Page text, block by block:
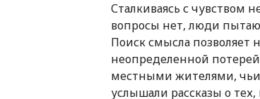
Сталкиваясь с чувством
вопросы нет, люди
Поиск смысла позволяет
неопределенной
местными жителями, чьи
услышали рассказы о